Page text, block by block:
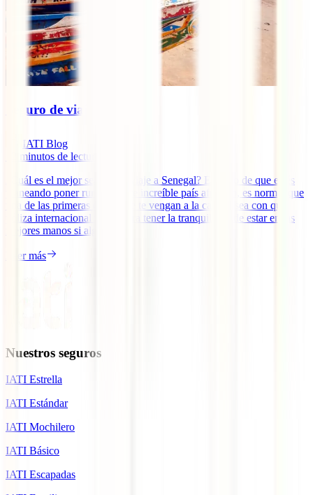
Seguro de viaje a Senegal
IATI Blog
minutos de lectura
¿Cuál es el mejor seguro de viaje a Senegal? En caso de que estés
planeando poner rumbo a este increíble país africano, es normal que
una de las primeras cosas que te vengan a la cabeza sea con qué
póliza internacional viajar para tener la tranquilidad de estar en las
mejores manos si algo te [...]
Leer más
Nuestros seguros
IATI Estrella
IATI Estándar
IATI Mochilero
IATI Básico
IATI Escapadas